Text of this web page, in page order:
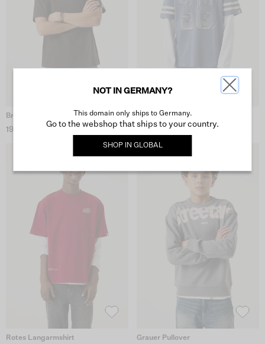
Braunes T-Shirt
19,99 €
Blaues T-Shirt
29,99 €
Rotes Langarmshirt Grauer Pullover
NOT IN GERMANY?
This domain only ships to Germany.
Go to the webshop that ships to your country.
SHOP IN GLOBAL